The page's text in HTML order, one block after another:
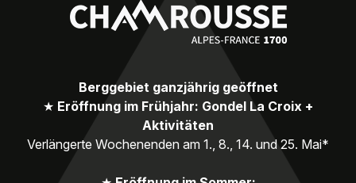
Berggebiet ganzjährig geöffnet
★ Eröffnung im Frühjahr: Gondel La Croix +
Aktivitäten
Verlängerte Wochenenden am 1., 8., 14. und 25. Mai*